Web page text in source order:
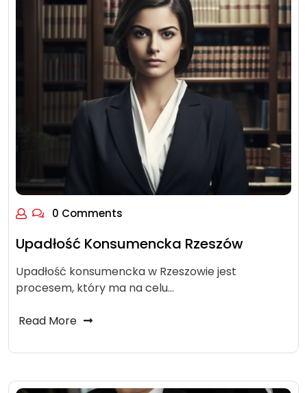
0 Comments
Upadłość Konsumencka Rzeszów
Upadłość konsumencka w Rzeszowie jest
procesem, który ma na celu…
Read More